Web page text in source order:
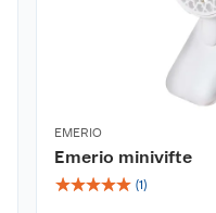
EMERIO
Emerio minivifte
☆☆☆☆☆ (1)